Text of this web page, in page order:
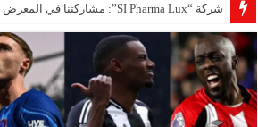
شركة “SI Pharma Lux”: مشاركتنا في المعرض عززت التواصل مع الشركاء المحليين والدوليين